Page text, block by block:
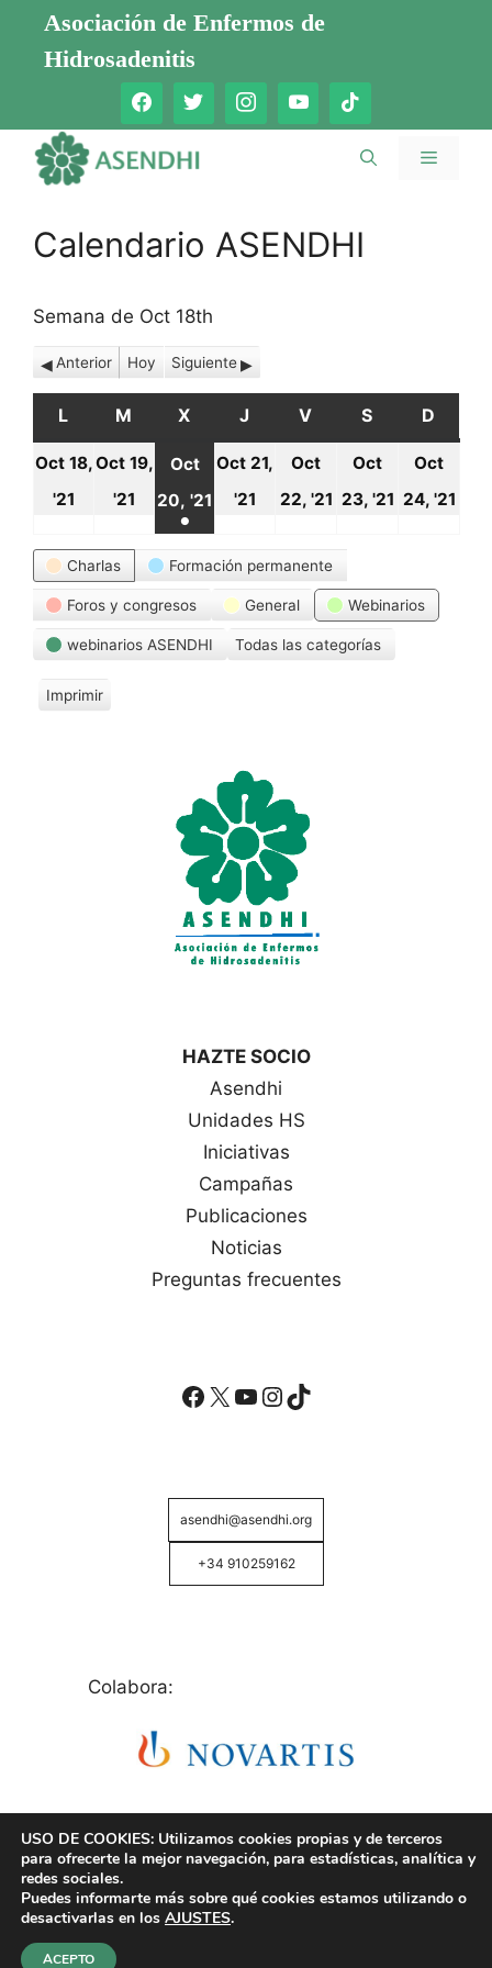
Saltar
contenido
Asociación de Enfermos de
Hidrosadenitis
Menú
Calendario ASENDHI
Semana de Oct 18th
Anterior Hoy Siguiente
L LUNES
M MARTES
X MIÉRCOLES
J JUEVES
V VIERNES
S SÁBADO
D
Oct 18,
'21
octubre,
2021
Oct 19,
'21
19
octubre,
2021
Oct
20, '21
20
octubre,
2021
●
(1
event)
Oct 21,
'21
21
2021
Oct
22, '21 22
2021
Oct
23, '21 23
Oct
24, '21
Categorías
Charlas Formación permanente
Foros y congresos General Webinarios
webinarios ASENDHI Todas las categorías
Imprimir
V
HAZTE SOCIO
Asendhi
Unidades HS
Iniciativas
Campañas
Publicaciones
Noticias
Preguntas frecuentes
Facebook
X YouTube
Instagram
TikTok
asendhi@asendhi.org
+34 910259162
Colabora:
© Copyright 2026 ASENDHI - Asociación de Enfermos
USO DE COOKIES: Utilizamos cookies propias y de terceros
para ofrecerte la mejor navegación, para estadísticas, analítica y
redes sociales.
Puedes informarte más sobre qué cookies estamos utilizando o
desactivarlas en los AJUSTES.
ACEPTO